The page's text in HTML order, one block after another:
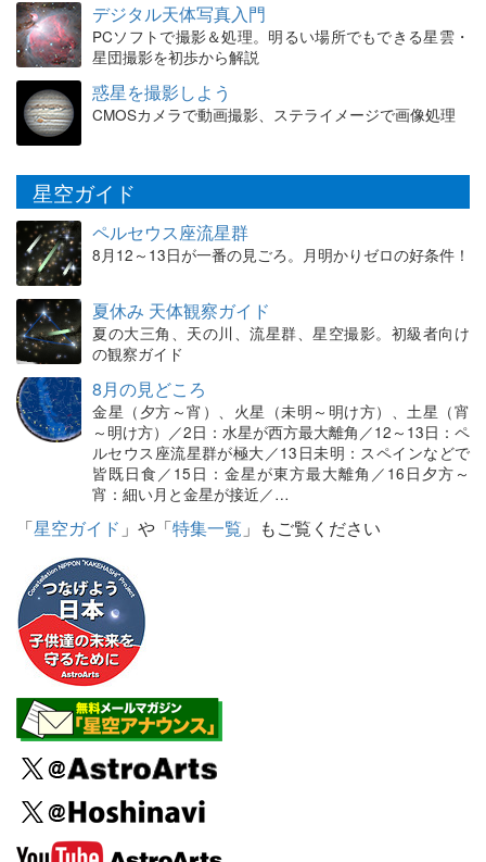
デジタル天体写真入門
PCソフトで撮影＆処理。明るい場所でもできる星雲・
星団撮影を初歩から解説
惑星を撮影しよう
CMOSカメラで動画撮影、ステライメージで画像処理
星空ガイド
ペルセウス座流星群
8月12～13日が一番の見ごろ。月明かりゼロの好条件！
夏休み 天体観察ガイド
夏の大三角、天の川、流星群、星空撮影。初級者向け
の観察ガイド
8月の見どころ
金星（夕方～宵）、火星（未明～明け方）、土星（宵
～明け方）／2日：水星が西方最大離角／12～13日：ペ
ルセウス座流星群が極大／13日未明：スペインなどで
皆既日食／15日：金星が東方最大離角／16日夕方～
宵：細い月と金星が接近／…
「星空ガイド 」や「特集一覧 」もご覧ください